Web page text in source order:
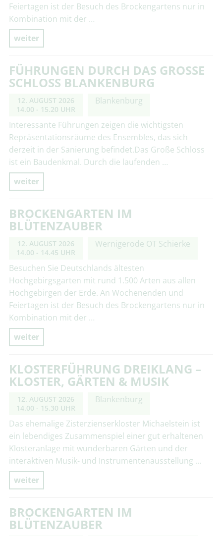
Feiertagen ist der Besuch des Brockengartens nur in
Kombination mit der …
weiter
FÜHRUNGEN DURCH DAS GROSSE S
CHLOSS BLANKENBURG
12. AUGUST 2026
14.00 - 15.20 UHR
Blankenburg
Interessante Führungen zeigen die wichtigsten
Repräsentationsräume des Ensembles, das sich
derzeit in der Sanierung befindet.Das Große Schloss
ist ein Baudenkmal. Durch die laufenden …
weiter
BROCKENGARTEN IM
BLÜTENZAUBER
12. AUGUST 2026
14.00 - 14.45 UHR
Wernigerode OT Schierke
Besuchen Sie Deutschlands ältesten
Hochgebirgsgarten mit rund 1.500 Arten aus allen
Hochgebirgen der Erde. An Wochenenden und
Feiertagen ist der Besuch des Brockengartens nur in
Kombination mit der …
weiter
KLOSTERFÜHRUNG DREIKLANG –
KLOSTER, GÄRTEN & MUSIK
12. AUGUST 2026
14.00 - 15.30 UHR
Blankenburg
Das ehemalige Zisterzienserkloster Michaelstein ist
ein lebendiges Zusammenspiel einer gut erhaltenen
Klosteranlage mit wunderbaren Gärten und der
interaktiven Musik- und Instrumentenausstellung …
weiter
BROCKENGARTEN IM
BLÜTENZAUBER